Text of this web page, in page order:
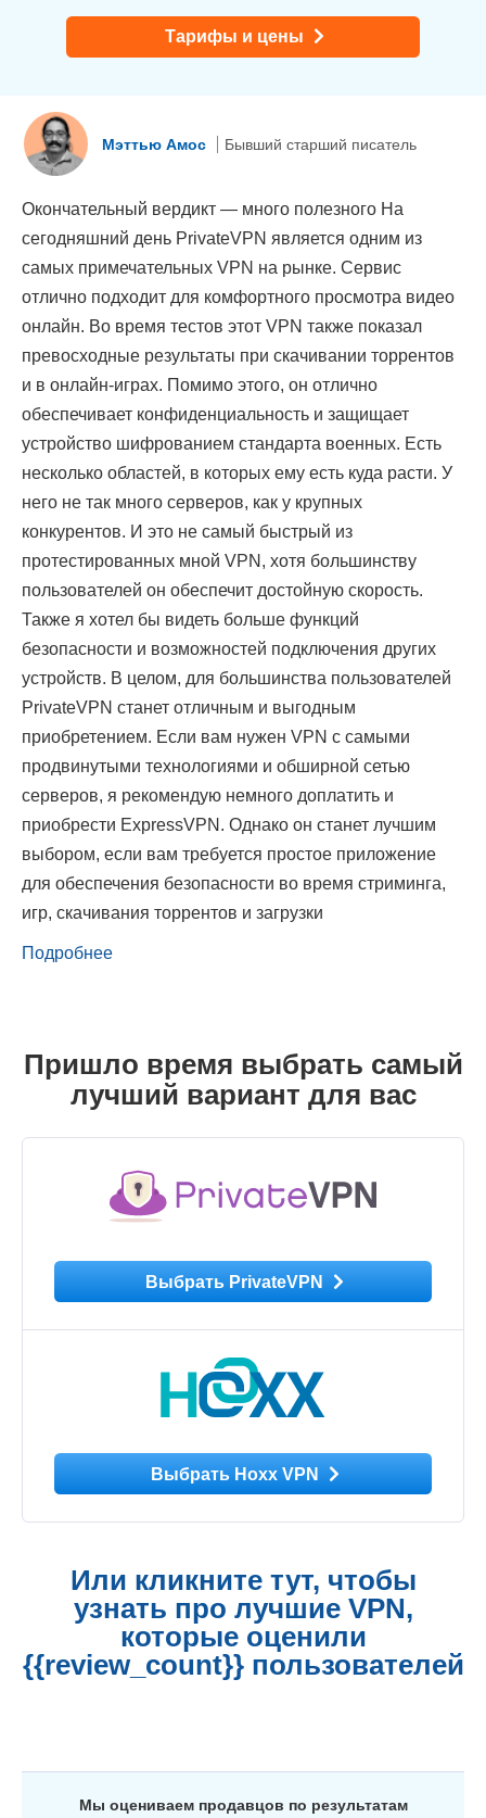
Тарифы и цены
Мэттью Амос Бывший старший писатель
Окончательный вердикт — много полезного На
сегодняшний день PrivateVPN является одним из
самых примечательных VPN на рынке. Сервис
отлично подходит для комфортного просмотра видео
онлайн. Во время тестов этот VPN также показал
превосходные результаты при скачивании торрентов
и в онлайн-играх. Помимо этого, он отлично
обеспечивает конфиденциальность и защищает
устройство шифрованием стандарта военных. Есть
несколько областей, в которых ему есть куда расти. У
него не так много серверов, как у крупных
конкурентов. И это не самый быстрый из
протестированных мной VPN, хотя большинству
пользователей он обеспечит достойную скорость.
Также я хотел бы видеть больше функций
безопасности и возможностей подключения других
устройств. В целом, для большинства пользователей
PrivateVPN станет отличным и выгодным
приобретением. Если вам нужен VPN с самыми
продвинутыми технологиями и обширной сетью
серверов, я рекомендую немного доплатить и
приобрести ExpressVPN. Однако он станет лучшим
выбором, если вам требуется простое приложение
для обеспечения безопасности во время стриминга,
игр, скачивания торрентов и загрузки
Подробнее
Пришло время выбрать самый
лучший вариант для вас
Выбрать PrivateVPN
Выбрать Hoxx VPN
Или кликните тут, чтобы
узнать про лучшие VPN,
которые оценили
{{review_count}} пользователей
Мы оцениваем продавцов по результатам